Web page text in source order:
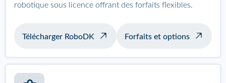
robotique sous licence offrant des forfaits flexibles.
Télécharger RoboDK Forfaits et options